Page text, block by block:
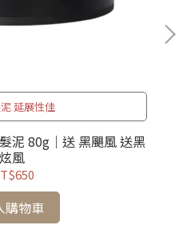
延展性佳
泥 80g｜送 黑颶風 送黑
炫風
購物車